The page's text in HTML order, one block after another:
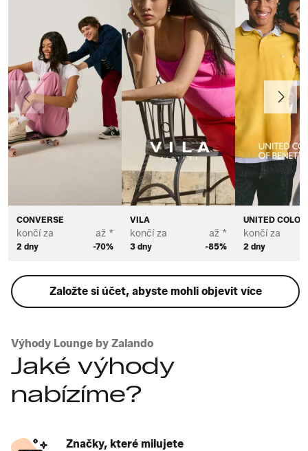
CONVERSE
končí za
2 dny
až *
-70%
VILA
končí za
3 dny
až *
-85%
UNITED
končí za
2 dny
Předchozí Další
Založte si účet, abyste mohli objevit více
Výhody Lounge by Zalando
Jaké výhody
nabízíme?
Značky, které milujete